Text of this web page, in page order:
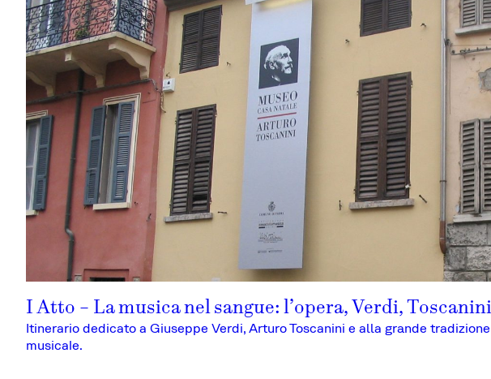
I Atto – La musica nel sangue: l’opera, Verdi, Toscanini
Itinerario dedicato a Giuseppe Verdi, Arturo Toscanini e alla grande tradizione
musicale.